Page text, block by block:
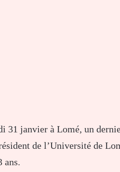
31 janvier à Lomé, un
de l’Université de
ans.